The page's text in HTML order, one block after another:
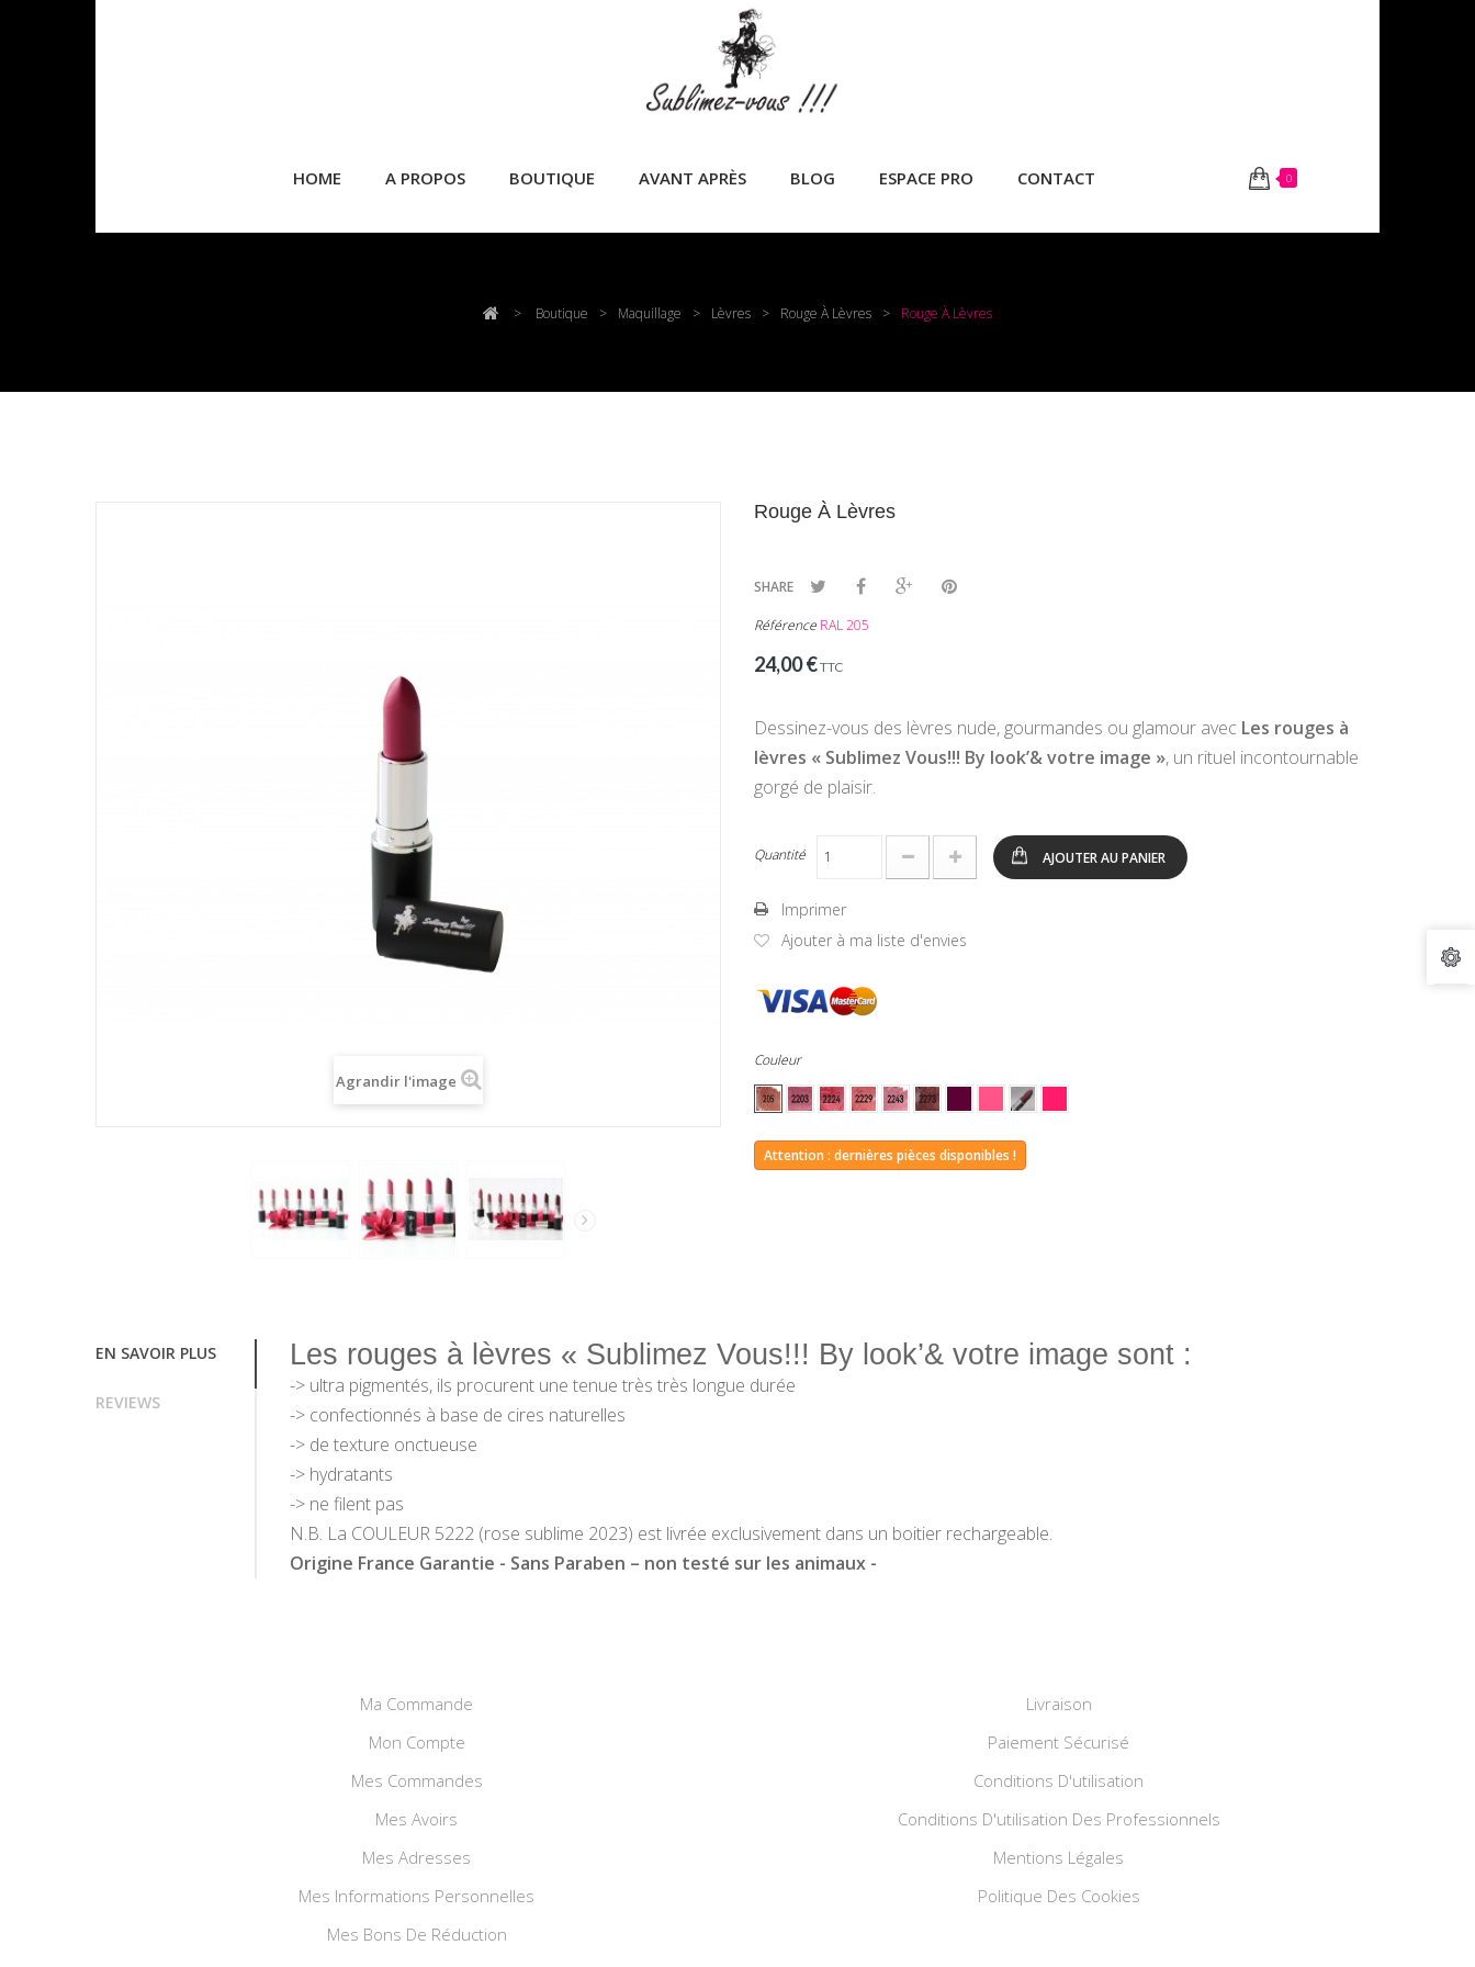
0
HOME A PROPOS BOUTIQUE AVANT APRÈS BLOG ESPACE PRO CONTACT
> Boutique > Maquillage > Lèvres > Rouge À Lèvres > Rouge À Lèvres
Agrandir l'image
Rouge À Lèvres
SHARE
Référence RAL 205
24,00 €TTC
Dessinez-vous des lèvres nude, gourmandes ou glamour avec Les rouges à
lèvres « Sublimez Vous!!! By look’& votre image », un rituel incontournable
gorgé de plaisir.
Quantité AJOUTER AU PANIER
Imprimer
Ajouter à ma liste d'envies
Couleur
Attention : dernières pièces disponibles !
EN SAVOIR PLUS
REVIEWS
Les rouges à lèvres « Sublimez Vous!!! By look’& votre image sont :
-> ultra pigmentés, ils procurent une tenue très très longue durée
-> confectionnés à base de cires naturelles
-> de texture onctueuse
-> hydratants
-> ne filent pas
N.B. La COULEUR 5222 (rose sublime 2023) est livrée exclusivement dans un boitier rechargeable.
Origine France Garantie - Sans Paraben – non testé sur les animaux -
Ma Commande
Mon Compte
Mes Commandes
Mes Avoirs
Mes Adresses
Mes Informations Personnelles
Mes Bons De Réduction
Livraison
Paiement Sécurisé
Conditions D'utilisation
Conditions D'utilisation Des Professionnels
Mentions Légales
Politique Des Cookies